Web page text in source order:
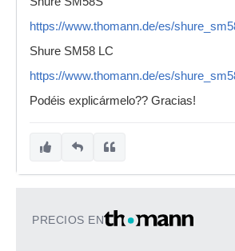
https://www.thomann.de/es/
Shure SM58 LC
https://www.thomann.de/es/
Podéis explicármelo?? Gracias!
PRECIOS EN